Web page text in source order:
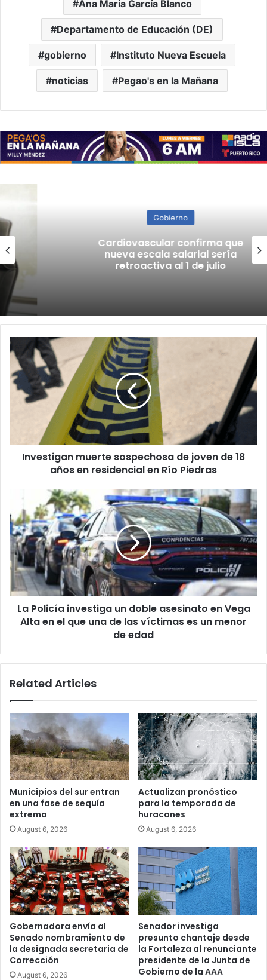
Ana Maria García Blanco
Departamento de Educación (DE)
gobierno Instituto Nueva Escuela
noticias Pegao's en la Mañana
Cardiovascular confirma que
nueva escala salarial sería
retroactiva al 1 de julio
Investigan
muerte
sospechosa
de
joven
en
residencial
Investigan muerte sospechosa de joven de 18
años en residencial en Río Piedras
Policía
investiga
un
doble
asesinato
en
Vega
Alta
en
de
víctimas
menor
de
edad
La Policía investiga un doble asesinato en Vega
Alta en el que una de las víctimas es un menor
de edad
Related Articles
Municipios del sur entran
en una fase de sequía
extrema
August 6, 2026
Actualizan pronóstico
para la temporada de
huracanes
August 6, 2026
Gobernadora envía al
Senado nombramiento de
la designada secretaria de
Corrección
August 6, 2026
Senador investiga
presunto chantaje desde
la Fortaleza al renunciante
presidente de la Junta de
Gobierno de la AAA